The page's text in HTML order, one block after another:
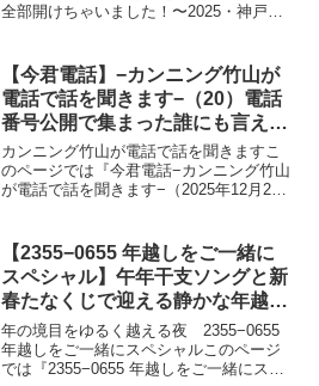
月23日放送
全部開けちゃいました！〜2025・神戸港
テナを、ひとつひとつ開けながら「日本
から世界へ、...
【今君電話】−カンニング竹山が
電話で話を聞きます−（20）電話
番号公開で集まった誰にも言えな
い話とは｜2025年12月26日
カンニング竹山が電話で話を聞きますこ
のページでは『今君電話−カンニング竹山
が電話で話を聞きます−（2025年12月26
るためでも、答えを出すためでもなく、
「今、話したい...
【2355−0655 年越しをご一緒に
スペシャル】午年干支ソングと新
春たなくじで迎える静かな年越し
の25分｜2025年12月31日
年の境目をゆるく越える夜 2355−0655
年越しをご一緒にスペシャルこのページ
では『2355−0655 年越しをご一緒にスペ